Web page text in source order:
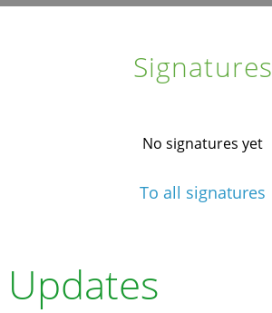
Signatures
No signatures yet
To all signatures
Updates